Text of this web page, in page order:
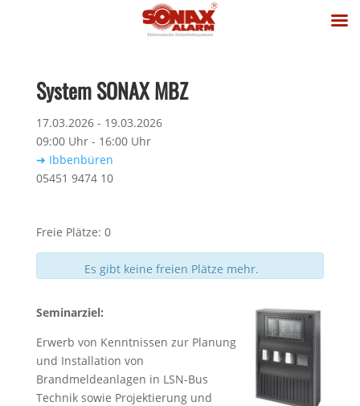
System SONAX MBZ
17.03.2026 - 19.03.2026
09:00 Uhr - 16:00 Uhr
➔ Ibbenbüren
05451 9474 10
Freie Plätze: 0
Es gibt keine freien Plätze mehr.
Seminarziel:
Erwerb von Kenntnissen zur Planung
und Installation von
Brandmeldeanlagen in LSN-Bus
Technik sowie Projektierung und